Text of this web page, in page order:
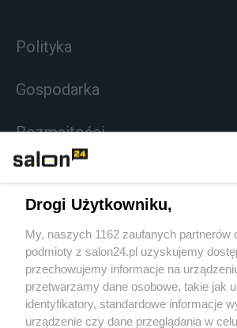
Polityka
Gospodarka
Rozmaitości
Sport
Społeczeństwo
Kultura
Drogi Użytkowniku,
My, naszych 1162 zaufanych partnerów
podmioty z salon24.pl uzyskujemy
przechowujemy informacje na
przetwarzamy dane osobowe, takie jak
identyfikatory, standardowe informacje
urządzenie czy dane przeglądania w